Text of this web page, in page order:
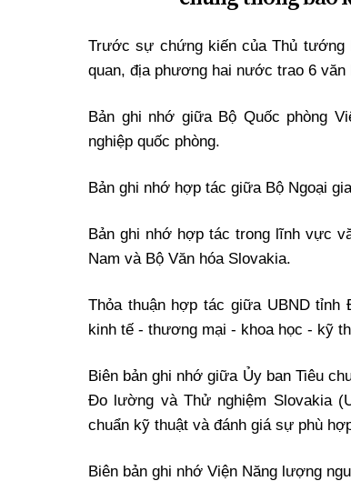
Xi nhan Trái Phải
Bạn đọc viết
Trước sự chứng kiến của Thủ tướng
quan, địa phương hai nước trao 6
Bản ghi nhớ giữa Bộ Quốc phòng
nghiệp quốc phòng.
Bản ghi nhớ hợp tác giữa Bộ Ngoại
Bản ghi nhớ hợp tác trong lĩnh vực
Nam và Bộ Văn hóa Slovakia.
Thỏa thuận hợp tác giữa UBND
kinh tế - thương mại - khoa học - kỹ
Biên bản ghi nhớ giữa Ủy ban Tiêu
Đo lường và Thử nghiệm Slovakia
chuẩn kỹ thuật và đánh giá sự phù
Biên bản ghi nhớ Viện Năng lượng